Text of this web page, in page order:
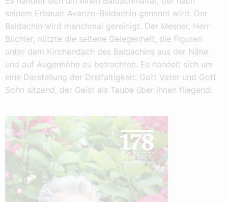
seinem Erbauer Avanzo-Baldachin genannt wird. Der
Baldachin wird manchmal gereinigt. Der Mesner, Herr
Büchler, nützte die seltene Gelegenheit, die Figuren
unter dem Kirchendach des Baldachins aus der Nähe
und auf Augenhöhe zu betrachten. Es handelt sich um
eine Darstellung der Dreifaltigkeit: Gott Vater und Gott
Sohn sitzend, der Geist als Taube über ihnen fliegend.